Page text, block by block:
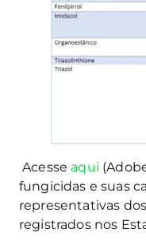
Acesse aqui
fungicidas e suas
representativas
registrados nos